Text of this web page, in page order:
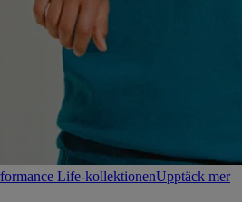
Life-kollektionenUpptäck mer